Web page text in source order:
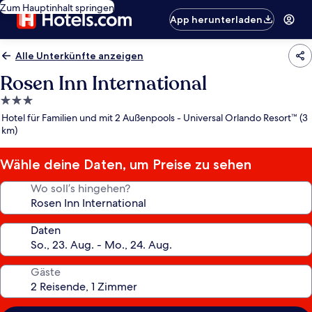
Zum Hauptinhalt springen
App herunterladen
Alle Unterkünfte anzeigen
Rosen Inn International
3.0-
Sterne-
Unterkunft
Hotel für Familien und mit 2 Außenpools - Universal Orlando Resort™ (3
km)
Wähle deine Daten, um Preise zu sehen
Wo soll’s hingehen?
Daten
Gäste